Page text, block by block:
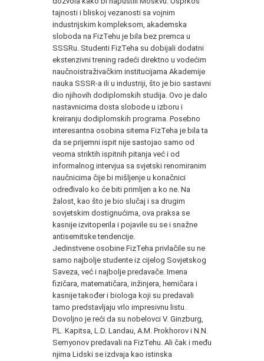
tajnosti i bliskoj vezanosti sa vojnim
industrijskim kompleksom, akademska
sloboda na FizTehu je bila bez premca u
SSSRu. Studenti FizTeha su dobijali dodatni
ekstenzivni trening radeći direktno u vodećim
naučnoistraživačkim institucijama Akademije
nauka SSSR-a ili u industriji, što je bio sastavni
dio njihovih dodiplomskih studija. Ovo je dalo
nastavnicima dosta slobode u izboru i
kreiranju dodiplomskih programa. Posebno
interesantna osobina sitema FizTeha je bila ta
da se prijemni ispit nije sastojao samo od
veoma striktih ispitnih pitanja već i od
informalnog intervjua sa svjetski renomiranim
naučnicima čije bi mišljenje u konačnici
određivalo ko će biti primljen a ko ne. Na
žalost, kao što je bio slučaj i sa drugim
sovjetskim dostignućima, ova praksa se
kasnije izvitoperila i pojavile su se i snažne
antisemitske tendencije.
Jedinstvene osobine FizTeha privlačile su ne
samo najbolje studente iz cijelog Sovjetskog
Saveza, već i najbolje predavače. Imena
fizičara, matematičara, inžinjera, hemičara i
kasnije također i biologa koji su predavali
tamo predstavljaju vrlo impresivnu listu.
Dovoljno je reći da su nobelovci V. Ginzburg,
P.L. Kapitsa, L.D. Landau, A.M. Prokhorov i N.N.
Semyonov predavali na FizTehu. Ali čak i među
njima Lidski se izdvaja kao istinska